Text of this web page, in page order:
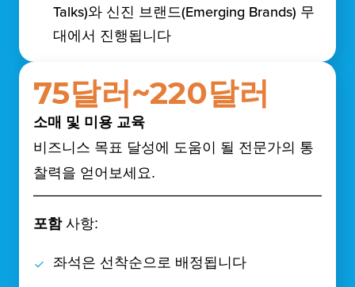
Talks)와 신진 브랜드(Emerging Brands) 무
대에서 진행됩니다
75달러~220달러
소매 및 미용 교육
비즈니스 목표 달성에 도움이 될 전문가의 통
찰력을 얻어보세요.
포함사항:
좌석은 선착순으로 배정됩니다